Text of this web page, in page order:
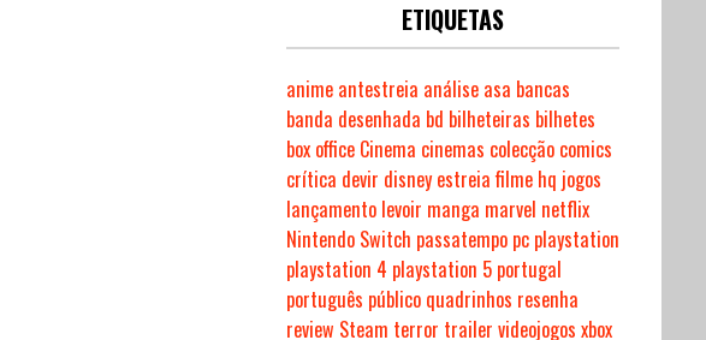
ETIQUETAS
anime antestreia análise asa bancas
banda desenhada bd bilheteiras bilhetes
box office Cinema cinemas colecção comics
crítica devir disney estreiafilme hq jogos
lançamento levoir manga marvel netflix
Nintendo Switch passatempo pc playstation
playstation 4 playstation 5 portugal
português público quadrinhos resenha
review Steam terror trailer videojogos xbox